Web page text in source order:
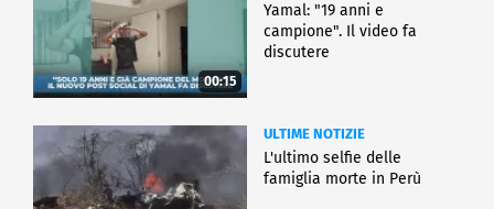
00:15
Yamal: "19 anni e
campione". Il video fa
discutere
ULTIME NOTIZIE
L'ultimo selfie delle
famiglia morte in Perù